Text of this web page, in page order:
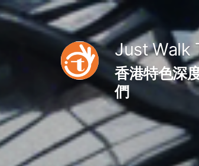
Skip
Just Walk
香港特色深
們